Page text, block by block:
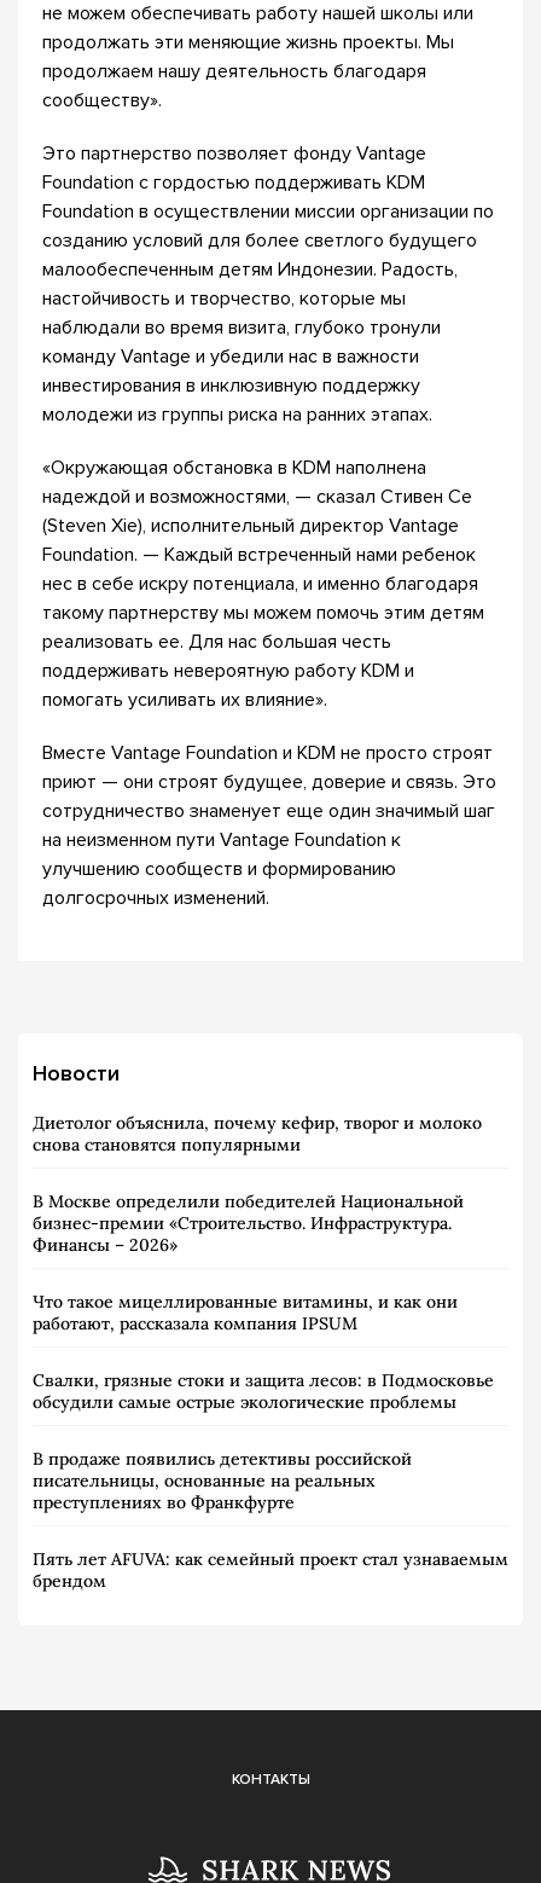
не можем обеспечивать работу нашей школы или
продолжать эти меняющие жизнь проекты. Мы
продолжаем нашу деятельность благодаря
сообществу».
Это партнерство позволяет фонду Vantage
Foundation с гордостью поддерживать KDM
Foundation в осуществлении миссии организации по
созданию условий для более светлого будущего
малообеспеченным детям Индонезии. Радость,
настойчивость и творчество, которые мы
наблюдали во время визита, глубоко тронули
команду Vantage и убедили нас в важности
инвестирования в инклюзивную поддержку
молодежи из группы риска на ранних этапах.
«Окружающая обстановка в KDM наполнена
надеждой и возможностями, — сказал Стивен Се
(Steven Xie), исполнительный директор Vantage
Foundation. — Каждый встреченный нами ребенок
нес в себе искру потенциала, и именно благодаря
такому партнерству мы можем помочь этим детям
реализовать ее. Для нас большая честь
поддерживать невероятную работу KDM и
помогать усиливать их влияние».
Вместе Vantage Foundation и KDM не просто строят
приют — они строят будущее, доверие и связь. Это
сотрудничество знаменует еще один значимый шаг
на неизменном пути Vantage Foundation к
улучшению сообществ и формированию
долгосрочных изменений.
Новости
Диетолог объяснила, почему кефир, творог и молоко
снова становятся популярными
В Москве определили победителей Национальной
бизнес-премии «Строительство. Инфраструктура.
Финансы – 2026»
Что такое мицеллированные витамины, и как они
работают, рассказала компания IPSUM
Свалки, грязные стоки и защита лесов: в Подмосковье
обсудили самые острые экологические проблемы
В продаже появились детективы российской
писательницы, основанные на реальных
преступлениях во Франкфурте
Пять лет AFUVA: как семейный проект стал узнаваемым
брендом
КОНТАКТЫ